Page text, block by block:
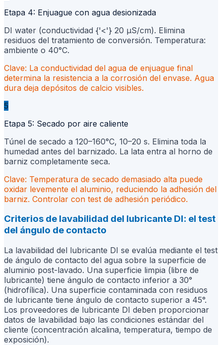
Etapa 4: Enjuague con agua desionizada
DI water (conductividad {'<'} 20 µS/cm). Elimina
residuos del tratamiento de conversión. Temperatura:
ambiente o 40°C.
Clave: La conductividad del agua de enjuague final
determina la resistencia a la corrosión del envase. Agua
dura deja depósitos de calcio visibles.
5
Etapa 5: Secado por aire caliente
Túnel de secado a 120–160°C, 10–20 s. Elimina toda la
humedad antes del barnizado. La lata entra al horno de
barniz completamente seca.
Clave: Temperatura de secado demasiado alta puede
oxidar levemente el aluminio, reduciendo la adhesión del
barniz. Controlar con test de adhesión periódico.
Criterios de lavabilidad del lubricante DI: el test
del ángulo de contacto
La lavabilidad del lubricante DI se evalúa mediante el test
de ángulo de contacto del agua sobre la superficie de
aluminio post-lavado. Una superficie limpia (libre de
lubricante) tiene ángulo de contacto inferior a 30°
(hidrofílica). Una superficie contaminada con residuos
de lubricante tiene ángulo de contacto superior a 45°.
Los proveedores de lubricante DI deben proporcionar
datos de lavabilidad bajo las condiciones estándar del
cliente (concentración alcalina, temperatura, tiempo de
exposición).